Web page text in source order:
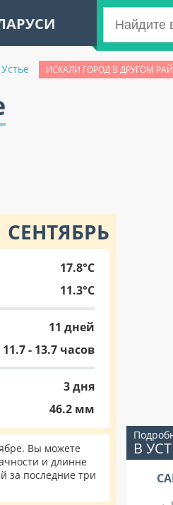
Устье ИСКАЛИ ГОРОД В ДРУГОМ
СЕНТЯБРЬ
17.8°C
11.3°C
11 дней
11.7 - 13.7 часов
3 дня
46.2 мм
Вы можете
и длинне
за последние три
В